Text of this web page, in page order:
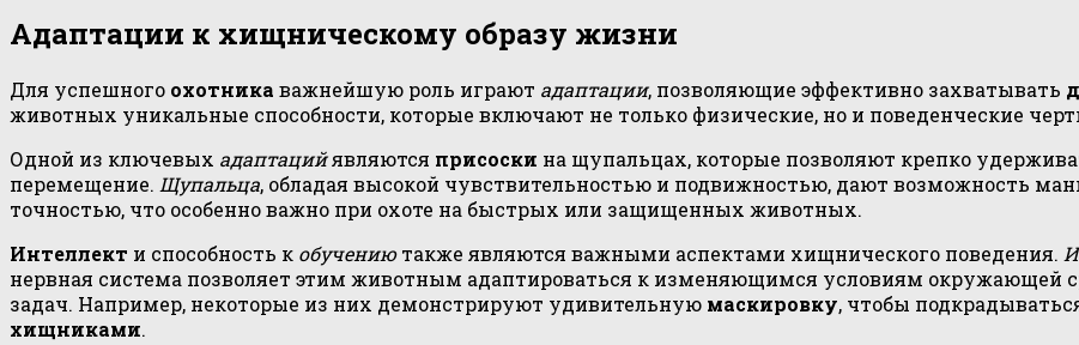
Адаптации к хищническому образу жизни
Для успешного охотника важнейшую роль играют адаптации, позволяющие эффективно захватывать
животных уникальные способности, которые включают не только физические, но и поведенческие
Одной из ключевых адаптацийявляются присоски на щупальцах, которые позволяют крепко
перемещение. Щупальца, обладая высокой чувствительностью и подвижностью, дают возможность
точностью, что особенно важно при охоте на быстрых или защищенных животных.
Интеллект и способность к обучениютакже являются важными аспектами хищнического поведения.
нервная система позволяет этим животным адаптироваться к изменяющимся условиям окружающей
задач. Например, некоторые из них демонстрируют удивительную маскировку, чтобы
хищниками.